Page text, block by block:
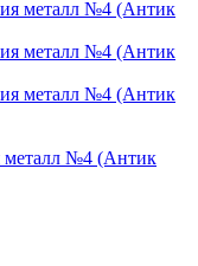
№4 (Антик